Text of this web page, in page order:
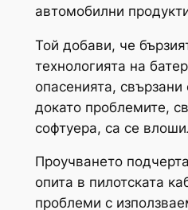
автомобилни
Той добави, че
технологията на
опасенията,
докато проблемите,
софтуера, са се
Проучването
опита в пилотската
проблеми с